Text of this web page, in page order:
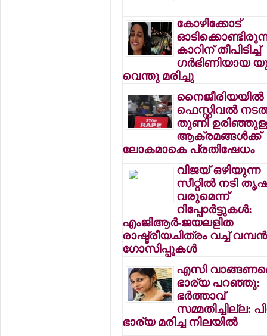
കോഴിക്കോട്
കാറിന് തീപിടിച്ച്
ഗര്‍ഭിണിയായ
വെന്തു മരിച്ചു
നൈജീരിയയില്‍
ഫെസ്റ്റിവല്‍
തുണി
ആക്രമങ്ങള്‍ക്ക്
ലോകമാകെ പ്രതിഷേധം
വിജയ് ഒഴിയുന്ന
സീറ്റില്‍ നടി
വരുമെന്ന്
റിപ്പോര്‍ട്ടുകള്‍:
എംജിആര്‍-ജയലളിത
രാഷ്ട്രീയചിത്രം വച്ച് വമ്പന്‍
ഗോസിപ്പുകള്‍
എസി
ഭാര്യ പറഞ്ഞു:
ഭര്‍ത്താവ്
സമ്മതിച്ചില്ല:
ഭാര്യ മരിച്ച നിലയില്‍